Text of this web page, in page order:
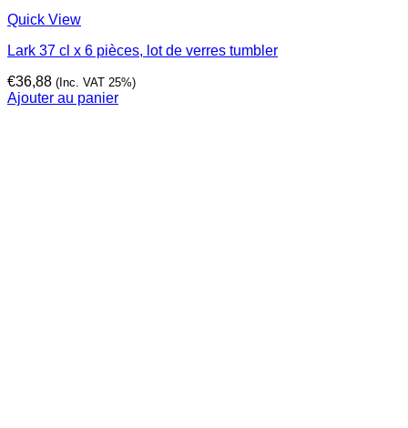
Quick View
Lark 37 cl x 6 pièces, lot de verres tumbler
€36,88 (Inc. VAT 25%)
Ajouter au panier